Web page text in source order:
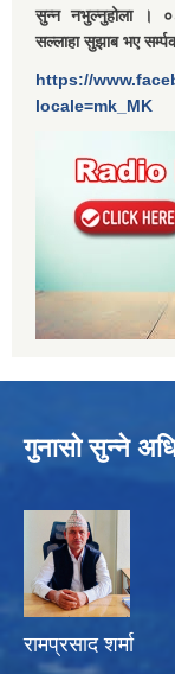
सुन्न नभुल्नुहोला ।
सल्लाहा सुझाब भए
https://
locale=mk_MK
गुनासो सुन्ने
रामप्रसाद शर्मा